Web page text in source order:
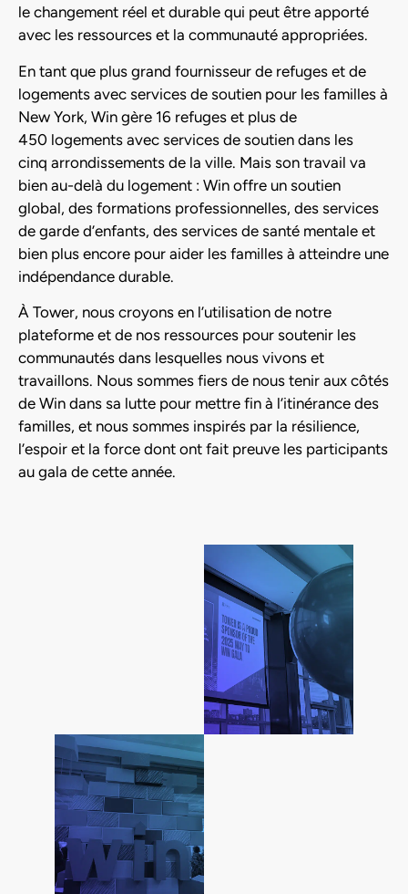
le changement réel et durable qui peut être apporté
avec les ressources et la communauté appropriées.
En tant que plus grand fournisseur de refuges et de
logements avec services de soutien pour les familles à
New York, Win gère 16 refuges et plus de
450 logements avec services de soutien dans les
cinq arrondissements de la ville. Mais son travail va
bien au-delà du logement : Win offre un soutien
global, des formations professionnelles, des services
de garde d’enfants, des services de santé mentale et
bien plus encore pour aider les familles à atteindre une
indépendance durable.
À Tower, nous croyons en l’utilisation de notre
plateforme et de nos ressources pour soutenir les
communautés dans lesquelles nous vivons et
travaillons. Nous sommes fiers de nous tenir aux côtés
de Win dans sa lutte pour mettre fin à l’itinérance des
familles, et nous sommes inspirés par la résilience,
l’espoir et la force dont ont fait preuve les participants
au gala de cette année.